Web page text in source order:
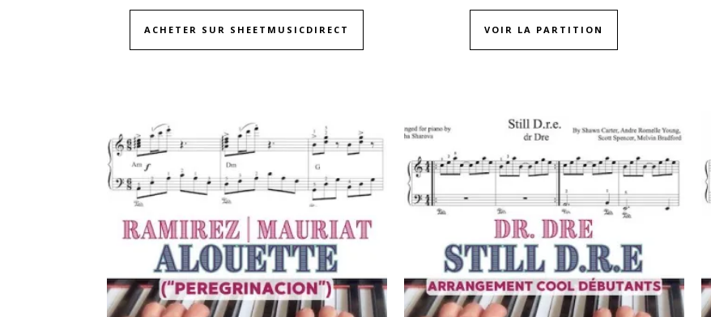
ACHETER SUR SHEETMUSICDIRECT VOIR LA PARTITION